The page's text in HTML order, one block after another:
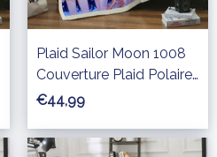
Plaid Sailor Moon 1008
Couverture Plaid Polaire
Plaid Canapé
€44,99